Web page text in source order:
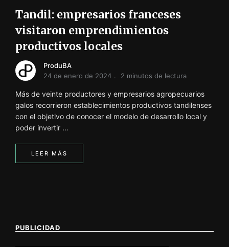
Tandil: empresarios franceses
visitaron emprendimientos
productivos locales
ProduBA
24 de enero de 2024
2 minutos de lectura
Más de veinte productores y empresarios agropecuarios
galos recorrieron establecimientos productivos tandilenses
con el objetivo de conocer el modelo de desarrollo local y
poder invertir …
LEER MÁS
PUBLICIDAD